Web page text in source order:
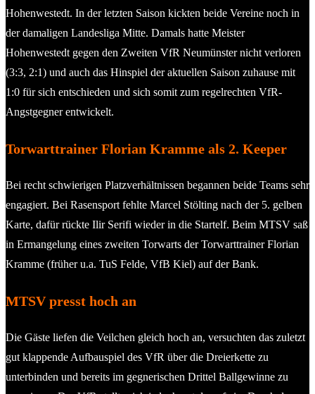
Hohenwestedt. In der letzten Saison kickten beide Vereine noch in
der damaligen Landesliga Mitte. Damals hatte Meister
Hohenwestedt gegen den Zweiten VfR Neumünster nicht verloren
(3:3, 2:1) und auch das Hinspiel der aktuellen Saison zuhause mit
1:0 für sich entschieden und sich somit zum regelrechten VfR-
Angstgegner entwickelt.
Torwarttrainer Florian Kramme als 2. Keeper
Bei recht schwierigen Platzverhältnissen begannen beide Teams sehr
engagiert. Bei Rasensport fehlte Marcel Stölting nach der 5. gelben
Karte, dafür rückte Ilir Serifi wieder in die Startelf. Beim MTSV saß
in Ermangelung eines zweiten Torwarts der Torwarttrainer Florian
Kramme (früher u.a. TuS Felde, VfB Kiel) auf der Bank.
MTSV presst hoch an
Die Gäste liefen die Veilchen gleich hoch an, versuchten das zuletzt
gut klappende Aufbauspiel des VfR über die Dreierkette zu
unterbinden und bereits im gegnerischen Drittel Ballgewinne zu